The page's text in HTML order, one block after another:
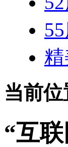
当前位
“互